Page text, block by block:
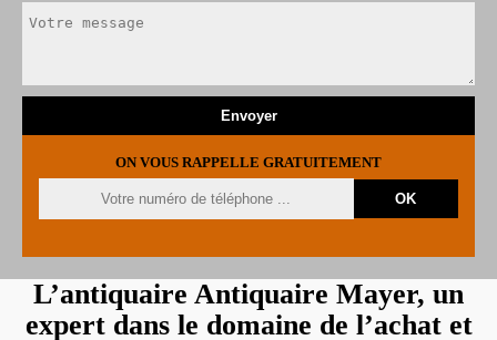
ON VOUS RAPPELLE GRATUITEMENT
L’antiquaire Antiquaire Mayer, un
expert dans le domaine de l’achat et